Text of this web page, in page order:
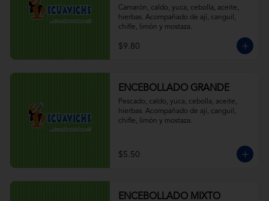
Camarón, caldo, yuca, cebolla, aceite,
hierbas. Acompañado de ají, canguil,
chifle, limón y mostaza.
$9.80
ENCEBOLLADO GRANDE
Pescado, caldo, yuca, cebolla, aceite,
hierbas. Acompañado de ají, canguil,
chifle, limón y mostaza.
$5.50
ENCEBOLLADO MIXTO